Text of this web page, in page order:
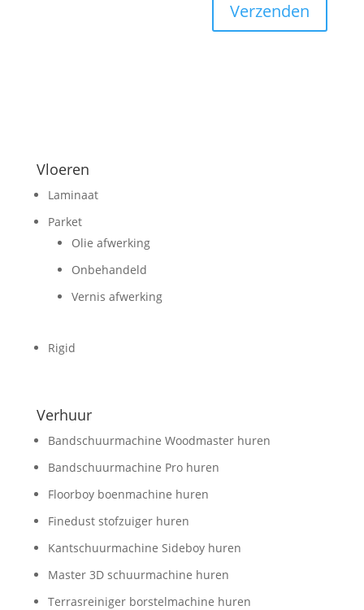
Verzenden
Vloeren
Laminaat
Parket
Olie afwerking
Onbehandeld
Vernis afwerking
Rigid
Verhuur
Bandschuurmachine Woodmaster huren
Bandschuurmachine Pro huren
Floorboy boenmachine huren
Finedust stofzuiger huren
Kantschuurmachine Sideboy huren
Master 3D schuurmachine huren
Terrasreiniger borstelmachine huren